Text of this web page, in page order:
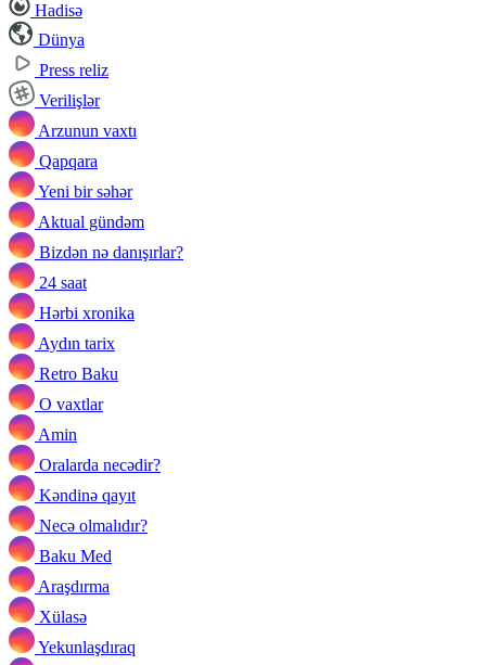
Hadisə
Dünya
Press reliz
Verilişlər
Arzunun vaxtı
Qapqara
Yeni bir səhər
Aktual gündəm
Bizdən nə danışırlar?
24 saat
Hərbi xronika
Aydın tarix
Retro Baku
O vaxtlar
Amin
Oralarda necədir?
Kəndinə qayıt
Necə olmalıdır?
Baku Med
Araşdırma
Xülasə
Yekunlaşdıraq